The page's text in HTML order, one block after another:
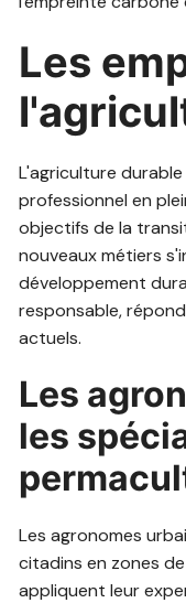
Les
L'agriculture
professionnel en
objectifs de la
nouveaux métiers
développement
responsable,
actuels.
Les
les
Les agronomes
citadins en zones
appliquent leur